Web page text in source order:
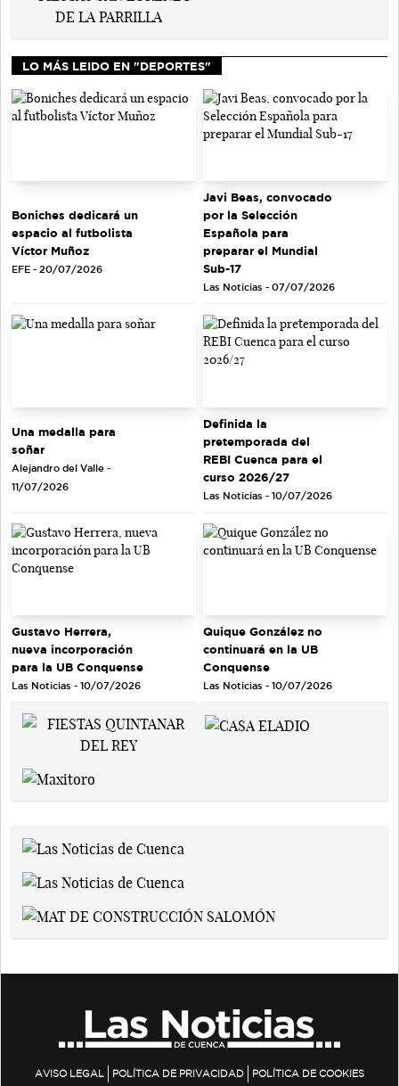
LO MÁS LEIDO EN "DEPORTES"
Boniches dedicará un
espacio al futbolista
Víctor Muñoz
EFE - 20/07/2026
Javi Beas, convocado
por la Selección
Española para
preparar el Mundial
Sub-17
Las Noticias - 07/07/2026
Una medalla para
soñar
Alejandro del Valle -
11/07/2026
Definida la
pretemporada del
REBI Cuenca para el
curso 2026/27
Las Noticias - 10/07/2026
Gustavo Herrera,
nueva incorporación
para la UB Conquense
Las Noticias - 10/07/2026
Quique González no
continuará en la UB
Conquense
Las Noticias - 10/07/2026
AVISO LEGAL POLÍTICA DE PRIVACIDAD POLÍTICA DE COOKIES